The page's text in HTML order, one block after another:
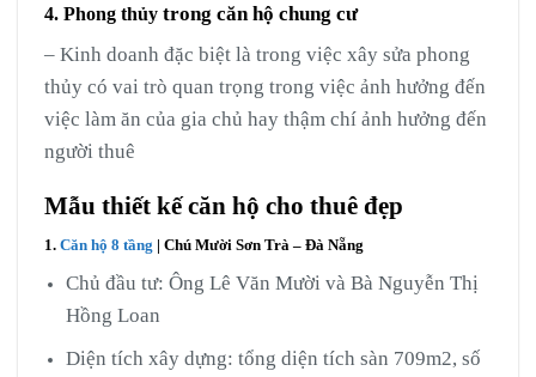
4. Phong thủytrong căn hộ chung cư
– Kinh doanh đặc biệt là trong việc xây sửa phong
thủy có vai trò quan trọng trong việc ảnh hưởng đến
việc làm ăn của gia chủ hay thậm chí ảnh hưởng đến
người thuê
Mẫu thiết kế căn hộ cho thuê đẹp
1.Căn hộ 8 tầng | Chú Mười Sơn Trà – Đà Nẵng
Chủ đầu tư: Ông Lê Văn Mười và Bà Nguyễn Thị
Hồng Loan
Diện tích xây dựng: tổng diện tích sàn 709m2, số